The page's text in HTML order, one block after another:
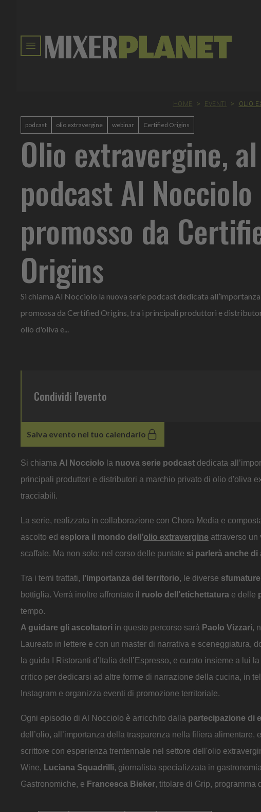
HOME > EVENTI > OLIO
podcast olio extravergine webinar Certified Origins
Olio extravergine,
podcast Al Nocciolo
promosso da
Origins
Si chiama Al Nocciolo la nuova serie podcast dedicata
promossa da Certified Origins, tra i principali produttori e
olio d'oliva e...
Condividi l'evento
Salva evento nel tuo calendario
Si chiama Al Nocciolo la nuova serie podcast dedicata
principali produttori e distributori a marchio privato di olio d'oliva
tracciabili.
La serie, realizzata in collaborazione con Chora Media e
ascolto ed esplora il mondo dell’olio extravergine attraverso
scaffale. Ma non solo: nel corso delle puntate si parlerà anche di
Tra i temi trattati, l’importanza del territorio, le diverse
bottiglia. Verrà inoltre affrontato il ruolo dell’etichettatura e delle
tempo.
A guidare gli ascoltatori in questo percorso sarà Paolo Vizzari,
Laureato in lettere e con un master di narrativa e
la guida I Ristoranti d’Italia dell’Espresso, e curato insieme a lui
critico per dedicarsi ad altre forme di narrazione della cucina, in
Instagram e organizza eventi di promozione territoriale.
Ogni episodio di Al Nocciolo è arricchito dalla partecipazione di
dell’olio, all’importanza della trasparenza nella filiera alimentare,
scrittore con esperienza trentennale nel settore dell'olio
Wine, Luciana Squadrilli, giornalista specializzata in
Gastronomiche, e Francesca Bieker, titolare di Grip, programma